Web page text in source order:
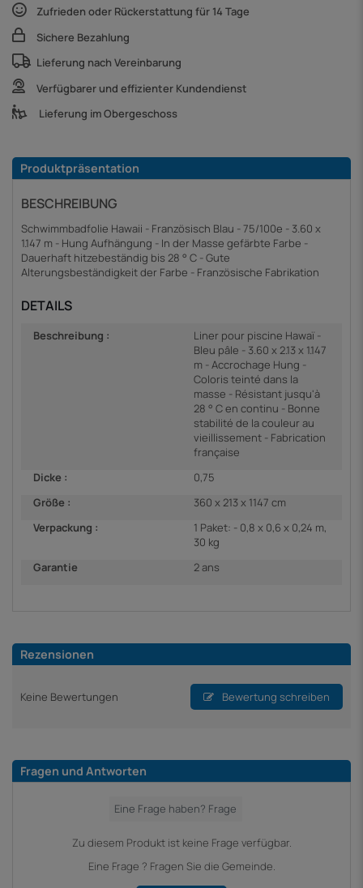
Zufrieden oder Rückerstattung für 14 Tage
Sichere Bezahlung
Lieferung nach Vereinbarung
Verfügbarer und effizienter Kundendienst
Lieferung im Obergeschoss
Produktpräsentation
BESCHREIBUNG
Schwimmbadfolie Hawaii - Französisch Blau - 75/100e - 3.60 x
1.147 m - Hung Aufhängung - In der Masse gefärbte Farbe -
Dauerhaft hitzebeständig bis 28 ° C - Gute
Alterungsbeständigkeit der Farbe - Französische Fabrikation
DETAILS
Beschreibung :
Liner pour piscine Hawaï -
Bleu pâle - 3.60 x 2.13 x 1.147
m - Accrochage Hung -
Coloris teinté dans la
masse - Résistant jusqu'à
28 ° C en continu - Bonne
stabilité de la couleur au
vieillissement - Fabrication
française
Dicke :
0,75
Größe :
360 x 213 x 1147 cm
Verpackung :
1 Paket: - 0,8 x 0,6 x 0,24 m,
30 kg
Garantie
2 ans
Rezensionen
Keine Bewertungen Bewertung schreiben
Fragen und Antworten
Zu diesem Produkt ist keine Frage verfügbar.
Eine Frage ? Fragen Sie die Gemeinde.